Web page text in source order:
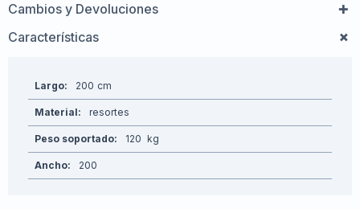
Cambios y Devoluciones
Características
Largo 200
Material resortes
Peso soportado 120
Ancho 200